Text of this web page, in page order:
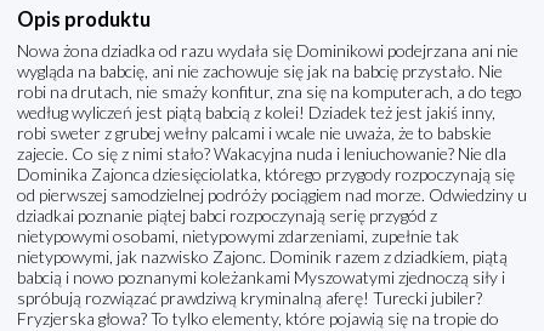
Opis produktu
Nowa żona dziadka od razu wydała się Dominikowi podejrzana ani nie
wygląda na babcię, ani nie zachowuje się jak na babcię przystało. Nie
robi na drutach, nie smaży konfitur, zna się na komputerach, a do tego
według wyliczeń jest piątą babcią z kolei! Dziadek też jest jakiś inny,
robi sweter z grubej wełny palcami i wcale nie uważa, że to babskie
zajecie. Co się z nimi stało? Wakacyjna nuda i leniuchowanie? Nie dla
Dominika Zajonca dziesięciolatka, którego przygody rozpoczynają się
od pierwszej samodzielnej podróży pociągiem nad morze. Odwiedziny u
dziadkai poznanie piątej babci rozpoczynają serię przygód z
nietypowymi osobami, nietypowymi zdarzeniami, zupełnie tak
nietypowymi, jak nazwisko Zajonc. Dominik razem z dziadkiem, piątą
babcią i nowo poznanymi koleżankami Myszowatymi zjednoczą siły i
spróbują rozwiązać prawdziwą kryminalną aferę! Turecki jubiler?
Fryzjerska głowa? To tylko elementy, które pojawią się na tropie do